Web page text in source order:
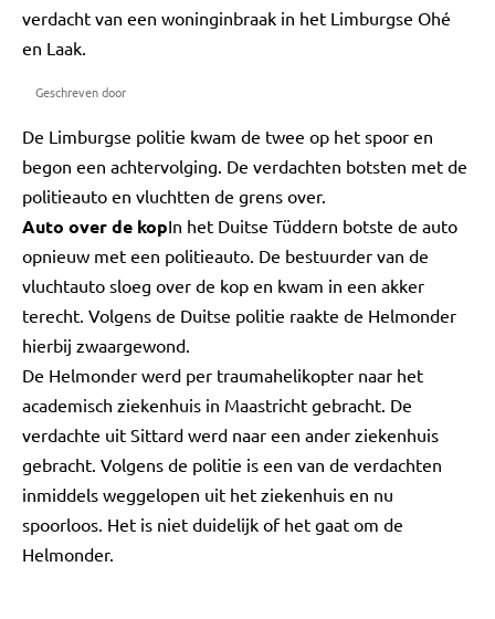
verdacht van een woninginbraak in het Limburgse Ohé
en Laak.
Geschreven door
De Limburgse politie kwam de twee op het spoor en
begon een achtervolging. De verdachten botsten met de
politieauto en vluchtten de grens over.
Auto over de kopIn het Duitse Tüddern botste de auto
opnieuw met een politieauto. De bestuurder van de
vluchtauto sloeg over de kop en kwam in een akker
terecht. Volgens de Duitse politie raakte de Helmonder
hierbij zwaargewond.
De Helmonder werd per traumahelikopter naar het
academisch ziekenhuis in Maastricht gebracht. De
verdachte uit Sittard werd naar een ander ziekenhuis
gebracht. Volgens de politie is een van de verdachten
inmiddels weggelopen uit het ziekenhuis en nu
spoorloos. Het is niet duidelijk of het gaat om de
Helmonder.